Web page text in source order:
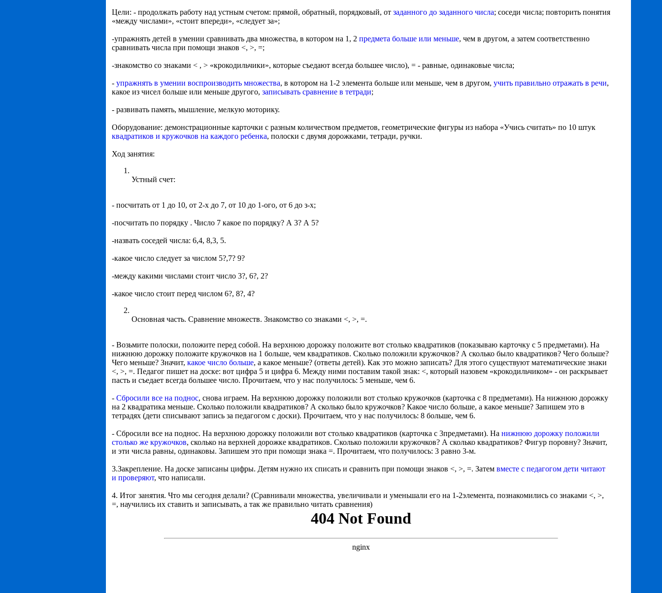
Цели: - продолжать работу над устным счетом: прямой, обратный, порядковый, от заданного до заданного числа; соседи числа; повторить понятия
«между числами», «стоит впереди», «следует за»;
-упражнять детей в умении сравнивать два множества, в котором на 1, 2 предмета больше или меньше, чем в другом, а затем соответственно
сравнивать числа при помощи знаков <, >, =;
-знакомство со знаками < , > «крокодильчики», которые съедают всегда большее число), = - равные, одинаковые числа;
- упражнять в умении воспроизводить множества, в котором на 1-2 элемента больше или меньше, чем в другом, учить правильно отражать в речи,
какое из чисел больше или меньше другого, записывать сравнение в тетради;
- развивать память, мышление, мелкую моторику.
Оборудование: демонстрационные карточки с разным количеством предметов, геометрические фигуры из набора «Учись считать» по 10 штук
квадратиков и кружочков на каждого ребенка, полоски с двумя дорожками, тетради, ручки.
Ход занятия:
Устный счет:
- посчитать от 1 до 10, от 2-х до 7, от 10 до 1-ого, от 6 до з-х;
-посчитать по порядку . Число 7 какое по порядку? А 3? А 5?
-назвать соседей числа: 6,4, 8,3, 5.
-какое число следует за числом 5?,7? 9?
-между какими числами стоит число 3?, 6?, 2?
-какое число стоит перед числом 6?, 8?, 4?
Основная часть. Сравнение множеств. Знакомство cо знаками <, >, =.
- Возьмите полоски, положите перед собой. На верхнюю дорожку положите вот столько квадратиков (показываю карточку с 5 предметами). На
нижнюю дорожку положите кружочков на 1 больше, чем квадратиков. Сколько положили кружочков? А сколько было квадратиков? Чего больше?
Чего меньше? Значит, какое число больше, а какое меньше? (ответы детей). Как это можно записать? Для этого существуют математические знаки
<, >, =. Педагог пишет на доске: вот цифра 5 и цифра 6. Между ними поставим такой знак: <, который назовем «крокодильчиком» - он раскрывает
пасть и съедает всегда большее число. Прочитаем, что у нас получилось: 5 меньше, чем 6.
- Сбросили все на поднос, снова играем. На верхнюю дорожку положили вот столько кружочков (карточка с 8 предметами). На нижнюю дорожку
на 2 квадратика меньше. Сколько положили квадратиков? А сколько было кружочков? Какое число больше, а какое меньше? Запишем это в
тетрадях (дети списывают запись за педагогом с доски). Прочитаем, что у нас получилось: 8 больше, чем 6.
- Сбросили все на поднос. На верхнюю дорожку положили вот столько квадратиков (карточка с 3предметами). На нижнюю дорожку положили
столько же кружочков, сколько на верхней дорожке квадратиков. Сколько положили кружочков? А сколько квадратиков? Фигур поровну? Значит,
и эти числа равны, одинаковы. Запишем это при помощи знака =. Прочитаем, что получилось: 3 равно 3-м.
3.Закрепление. На доске записаны цифры. Детям нужно их списать и сравнить при помощи знаков <, >, =. Затем вместе с педагогом дети читают
и проверяют, что написали.
4. Итог занятия. Что мы сегодня делали? (Сравнивали множества, увеличивали и уменьшали его на 1-2элемента, познакомились со знаками <, >,
=, научились их ставить и записывать, а так же правильно читать сравнения)